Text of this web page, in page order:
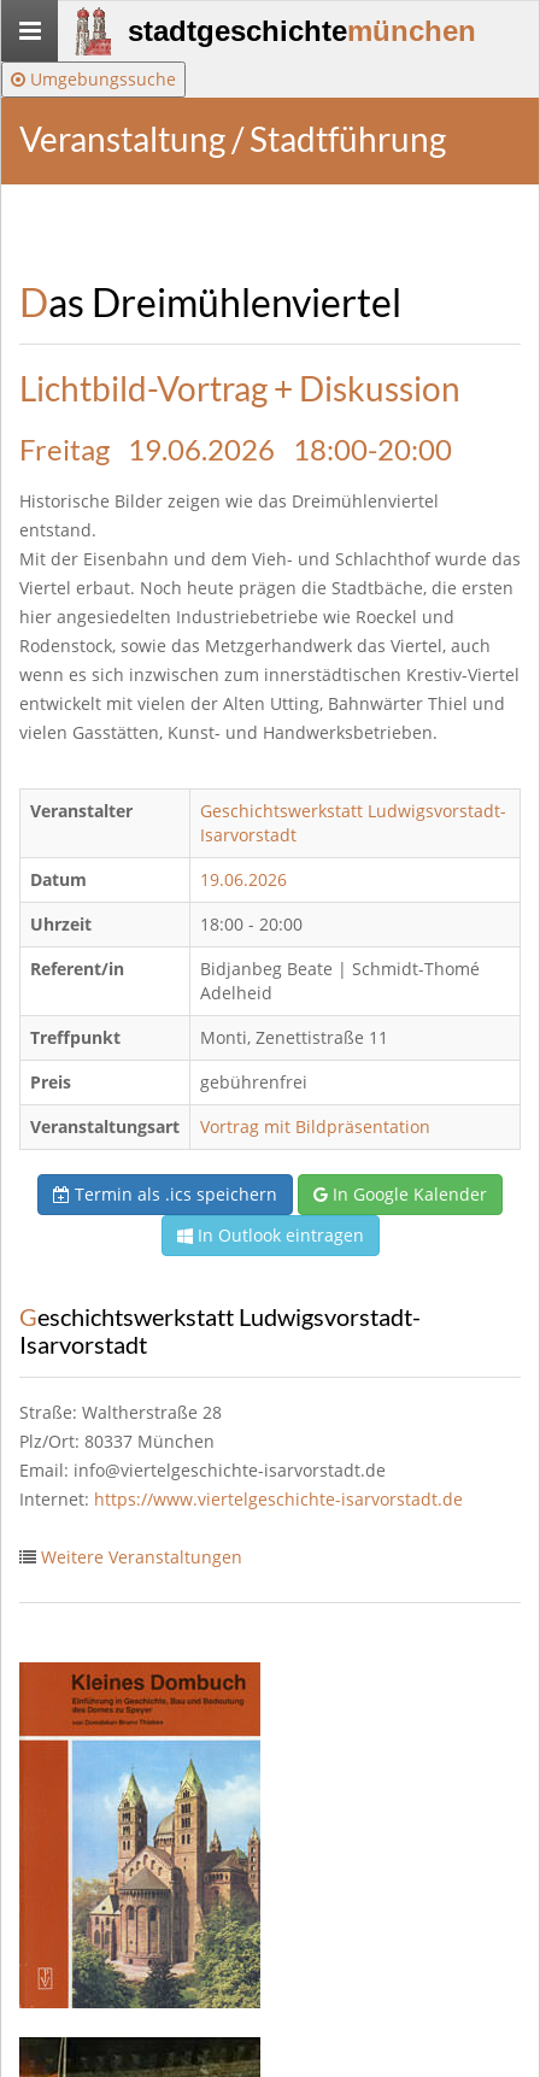
Stadtgeschichte-
München
stadtgeschichtemünchen
Umgebungssuche
Veranstaltung / Stadtführung
Das Dreimühlenviertel
Lichtbild-Vortrag + Diskussion
Freitag 19.06.2026 18:00-20:00
Historische Bilder zeigen wie das Dreimühlenviertel
entstand.
Mit der Eisenbahn und dem Vieh- und Schlachthof wurde das
Viertel erbaut. Noch heute prägen die Stadtbäche, die ersten
hier angesiedelten Industriebetriebe wie Roeckel und
Rodenstock, sowie das Metzgerhandwerk das Viertel, auch
wenn es sich inzwischen zum innerstädtischen Krestiv-Viertel
entwickelt mit vielen der Alten Utting, Bahnwärter Thiel und
vielen Gasstätten, Kunst- und Handwerksbetrieben.
Veranstalter
Geschichtswerkstatt Ludwigsvorstadt-
Isarvorstadt
Datum
19.06.2026
Uhrzeit
18:00 - 20:00
Referent/in
Bidjanbeg Beate | Schmidt-Thomé
Adelheid
Treffpunkt
Monti, Zenettistraße 11
Preis
gebührenfrei
Veranstaltungsart
Vortrag mit Bildpräsentation
Termin als .ics speichern
In Google Kalender
In Outlook eintragen
Geschichtswerkstatt Ludwigsvorstadt-
Isarvorstadt
Straße: Waltherstraße 28
Plz/Ort: 80337 München
Email: info@viertelgeschichte-isarvorstadt.de
Internet: https://www.viertelgeschichte-isarvorstadt.de
Weitere Veranstaltungen